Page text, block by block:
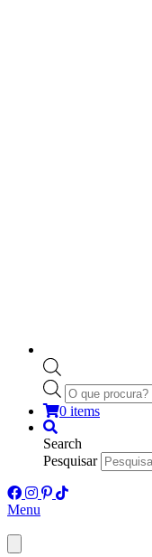
Products
search
0 items
Search
Pesquisar
Menu